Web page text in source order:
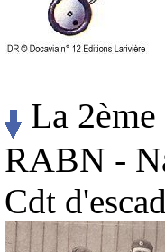
La
RABN -
Cdt